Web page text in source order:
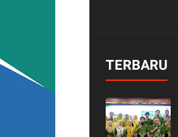
TERBARU